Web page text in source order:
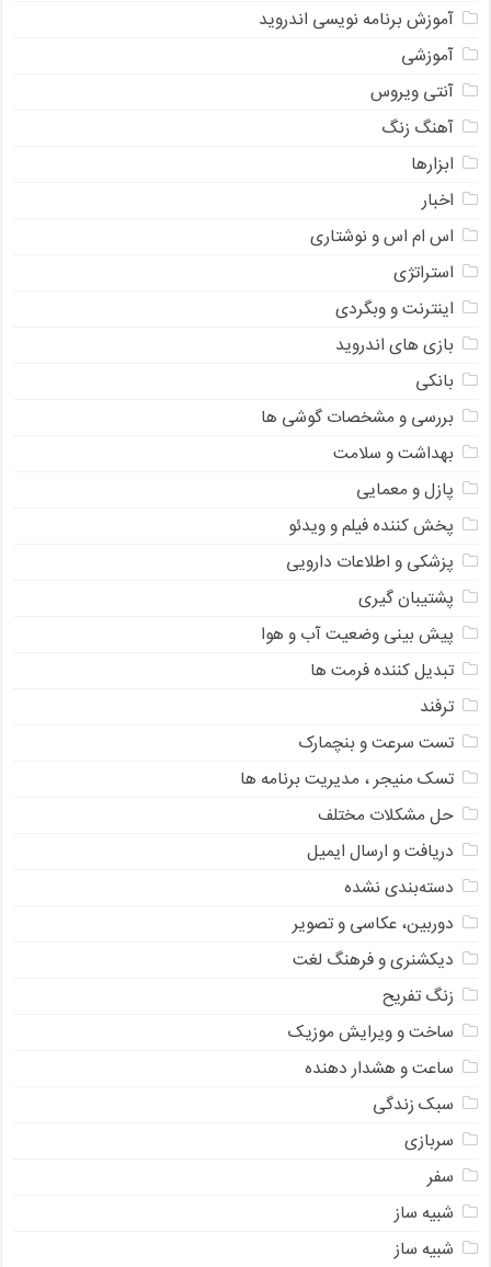
آموزش برنامه نویسی اندروید
آموزشی
آنتی ویروس
آهنگ زنگ
ابزارها
اخبار
اس ام اس و نوشتاری
استراتژی
اینترنت و وبگردی
بازی های اندروید
بانکی
بررسی و مشخصات گوشی ها
بهداشت و سلامت
پازل و معمایی
پخش کننده فیلم و ویدئو
پزشکی و اطلاعات دارویی
پشتیبان گیری
پیش بینی وضعیت آب و هوا
تبدیل کننده فرمت ها
ترفند
تست سرعت و بنچمارک
تسک منیجر ، مدیریت برنامه ها
حل مشکلات مختلف
دریافت و ارسال ایمیل
دسته‌بندی نشده
دوربین، عکاسی و تصویر
دیکشنری و فرهنگ لغت
زنگ تفریح
ساخت و ویرایش موزیک
ساعت و هشدار دهنده
سبک زندگی
سربازی
سفر
شبیه ساز
شبیه ساز